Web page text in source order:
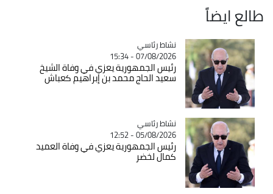
طالع ايضاً
Catégorie
نشاط رئاسي
07/08/2026 - 15:34
رئيس الجمهورية يعزي في وفاة الشيخ
سعيد الحاج محمد بن إبراهيم كعباش
Catégorie
نشاط رئاسي
05/08/2026 - 12:52
رئيس الجمهورية يعزي في وفاة العميد
كمال لخضر